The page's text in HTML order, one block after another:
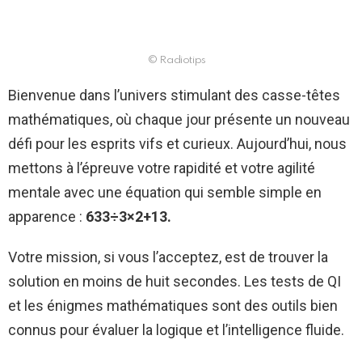
© Radiotips
Bienvenue dans l’univers stimulant des casse-têtes
mathématiques, où chaque jour présente un nouveau
défi pour les esprits vifs et curieux. Aujourd’hui, nous
mettons à l’épreuve votre rapidité et votre agilité
mentale avec une équation qui semble simple en
apparence : 633÷3×2+13.
Votre mission, si vous l’acceptez, est de trouver la
solution en moins de huit secondes. Les tests de QI
et les énigmes mathématiques sont des outils bien
connus pour évaluer la logique et l’intelligence fluide.